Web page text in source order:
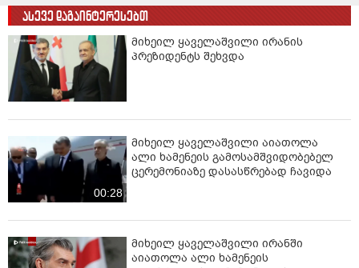
ასევე დაგაინტერესებთ
მიხეილ ყაველაშვილი ირანის
პრეზიდენტს შეხვდა
00:28
მიხეილ ყაველაშვილი აიათოლა
ალი ხამენეის გამოსამშვიდობებელ
ცერემონიაზე დასასწრებად ჩავიდა
მიხეილ ყაველაშვილი ირანში
აიათოლა ალი ხამენეის